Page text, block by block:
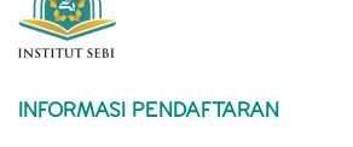
INFORMASI PENDAFTARAN